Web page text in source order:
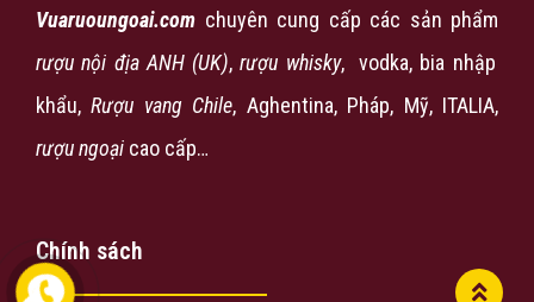
Vuaruoungoai.com chuyên cung cấp các sản phẩm
rượu nội địa ANH (UK),rượu whisky, vodka, bia nhập
khẩu,Rượu vang Chile, Aghentina, Pháp, Mỹ, ITALIA,
rượu ngoại cao cấp…
Chính sách